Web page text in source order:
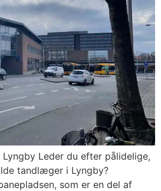
Leder du efter pålidelige,
tandlæger i Lyngby?
som er en del af